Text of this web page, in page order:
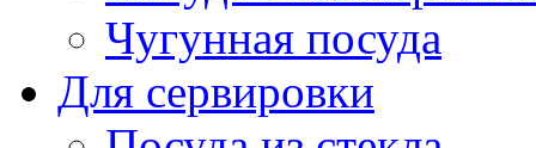
Чугунная посуда
Для сервировки